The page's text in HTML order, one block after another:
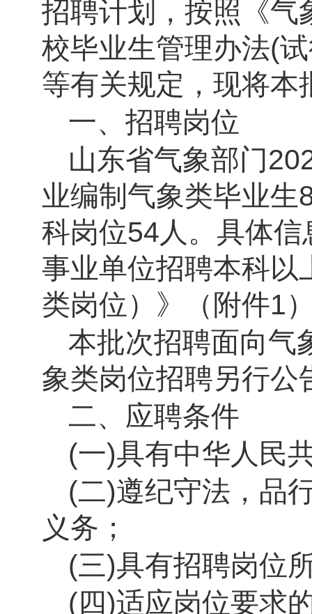
招聘计划，按照《气
校毕业生管理办法(
等有关规定，现将本
一、招聘岗位
山东省气象部门
业编制气象类毕业生
科岗位54人。具体信
事业单位招聘本科以
类岗位）》（附件1
本批次招聘面向气
象类岗位招聘另行公
二、应聘条件
(一)具有中华人民
(二)遵纪守法，品
义务；
(三)具有招聘岗位
(四)适应岗位要求